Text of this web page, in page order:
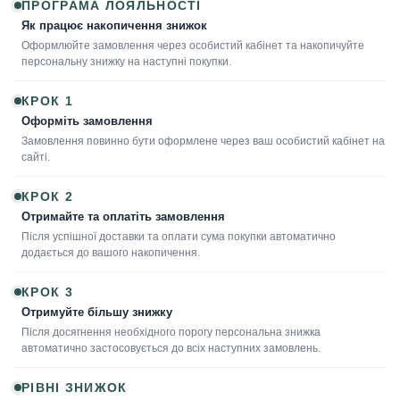
ПРОГРАМА ЛОЯЛЬНОСТІ
Як працює накопичення знижок
Оформлюйте замовлення через особистий кабінет та накопичуйте
персональну знижку на наступні покупки.
КРОК 1
Оформіть замовлення
Замовлення повинно бути оформлене через ваш особистий кабінет на
сайті.
КРОК 2
Отримайте та оплатіть замовлення
Після успішної доставки та оплати сума покупки автоматично
додається до вашого накопичення.
КРОК 3
Отримуйте більшу знижку
Після досягнення необхідного порогу персональна знижка
автоматично застосовується до всіх наступних замовлень.
РІВНІ ЗНИЖОК